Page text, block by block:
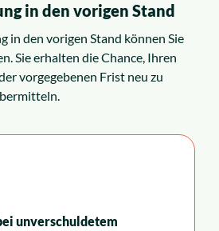
in den vorigen Stand
in den vorigen Stand können Sie
Sie erhalten die Chance, Ihren
vorgegebenen Frist neu zu
unverschuldetem